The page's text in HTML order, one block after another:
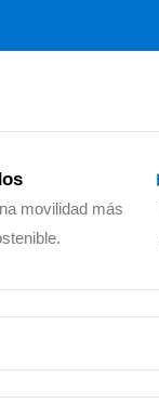
movilidad más